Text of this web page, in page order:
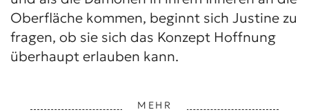
Oberfläche kommen, beginnt sich Justine zu
fragen, ob sie sich das Konzept Hoffnung
überhaupt erlauben kann.
MEHR